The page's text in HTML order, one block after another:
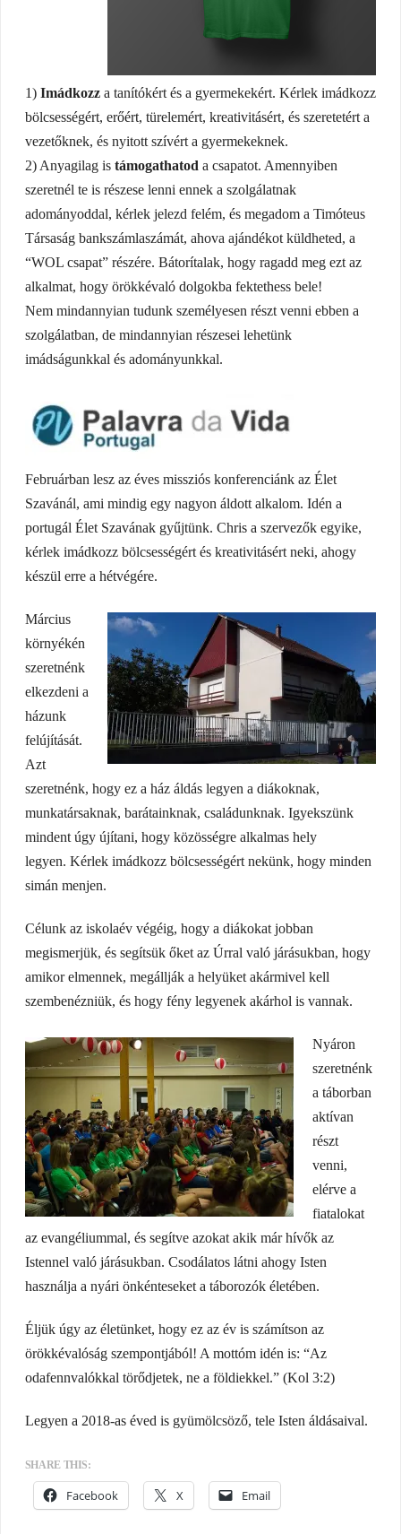
1) Imádkozza tanítókért és a gyermekekért. Kérlek imádkozz
bölcsességért, erőért, türelemért, kreativitásért, és szeretetért a
vezetőknek, és nyitott szívért a gyermekeknek.
2) Anyagilag is támogathatod a csapatot. Amennyiben
szeretnél te is részese lenni ennek a szolgálatnak
adományoddal, kérlek jelezd felém, és megadom a Timóteus
Társaság bankszámlaszámát, ahova ajándékot küldheted, a
“WOL csapat” részére. Bátorítalak, hogy ragadd meg ezt az
alkalmat, hogy örökkévaló dolgokba fektethess bele!
Nem mindannyian tudunk személyesen részt venni ebben a
szolgálatban, de mindannyian részesei lehetünk
imádságunkkal és adományunkkal.
Februárban lesz az éves missziós konferenciánk az Élet
Szavánál, ami mindig egy nagyon áldott alkalom. Idén a
portugál Élet Szavának gyűjtünk. Chris a szervezők egyike,
kérlek imádkozz bölcsességért és kreativitásért neki, ahogy
készül erre a hétvégére.
Március
környékén
szeretnénk
elkezdeni a
házunk
felújítását.
Azt
szeretnénk, hogy ez a ház áldás legyen a diákoknak,
munkatársaknak, barátainknak, családunknak. Igyekszünk
mindent úgy újítani, hogy közösségre alkalmas hely
legyen. Kérlek imádkozz bölcsességért nekünk, hogy minden
simán menjen.
Célunk az iskolaév végéig, hogy a diákokat jobban
megismerjük, és segítsük őket az Úrral való járásukban, hogy
amikor elmennek, megállják a helyüket akármivel kell
szembenézniük, és hogy fény legyenek akárhol is vannak.
Nyáron
szeretnénk
a táborban
aktívan
részt
venni,
elérve a
fiatalokat
az evangéliummal, és segítve azokat akik már hívők az
Istennel való járásukban. Csodálatos látni ahogy Isten
használja a nyári önkénteseket a táborozók életében.
Éljük úgy az életünket, hogy ez az év is számítson az
örökkévalóság szempontjából! A mottóm idén is: “Az
odafennvalókkal törődjetek, ne a földiekkel.” (Kol 3:2)
Legyen a 2018-as éved is gyümölcsöző, tele Isten áldásaival.
SHARE THIS:
Facebook X Email